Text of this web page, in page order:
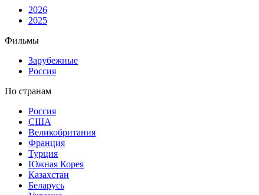
2026
2025
Фильмы
Зарубежные
Россия
По странам
Россия
США
Великобритания
Франция
Турция
Южная Корея
Казахстан
Беларусь